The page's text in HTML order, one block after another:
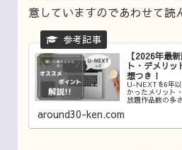
意していますのであわせて読
【2026年最
ト・デメリ
想つき！
U-NEXTを6年
かったメリット
放題作品数の多
around30-ken.com